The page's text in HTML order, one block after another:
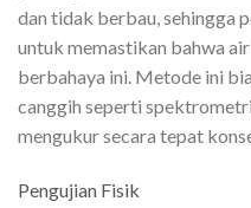
dan tidak berbau, sehingga
untuk memastikan bahwa
berbahaya ini. Metode ini
canggih seperti
mengukur secara tepat
Pengujian Fisik